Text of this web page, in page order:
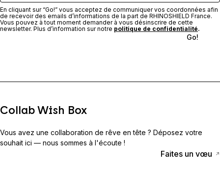
En cliquant sur “Go!” vous acceptez de communiquer vos coordonnées afin
de recevoir des emails d’informations de la part de RHINOSHIELD France.
Vous pouvez à tout moment demander à vous désinscrire de cette
newsletter. Plus d’information sur notre politique de confidentialité.
Go!
Collab Wish Box
Vous avez une collaboration de rêve en tête ? Déposez votre
souhait ici — nous sommes à l'écoute !
Faites un vœu